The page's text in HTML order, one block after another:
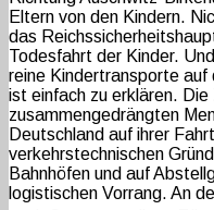
Eltern von den Kindern.
das
Todesfahrt der Kinder.
reine Kindertransporte auf
ist einfach zu erklären.
zusammengedrängten
Deutschland auf ihrer
verkehrstechnischen
Bahnhöfen und auf
logistischen Vorrang. An